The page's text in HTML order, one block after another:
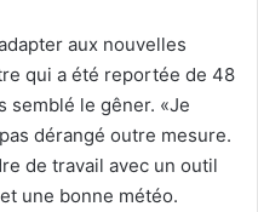
aux nouvelles
qui a été reportée de 48
semblé le gêner. «Je
dérangé outre mesure.
de travail avec un outil
une bonne météo.